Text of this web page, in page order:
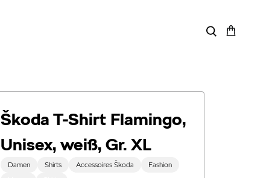
Škoda T-Shirt Flamingo,
Unisex, weiß, Gr. XL
Damen Shirts Accessoires Škoda
Fashion